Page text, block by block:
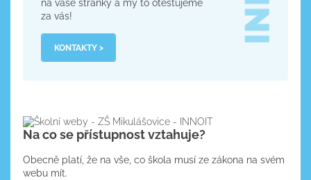
na vaše stránky a my to otestujeme
za vás!
KONTAKTY >
Na co se přístupnost vztahuje?
Obecně platí, že na vše, co škola musí ze zákona na svém
webu mít.